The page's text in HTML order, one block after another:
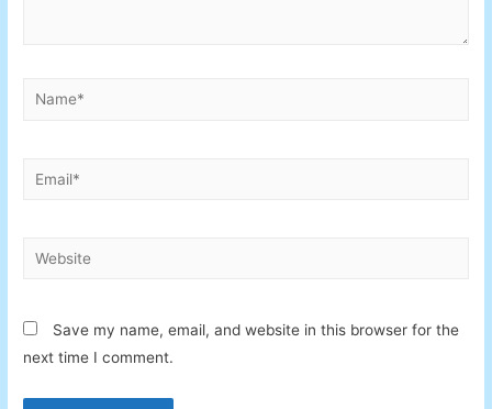
Name*
Email*
Website
Save my name, email, and website in this browser for the
next time I comment.